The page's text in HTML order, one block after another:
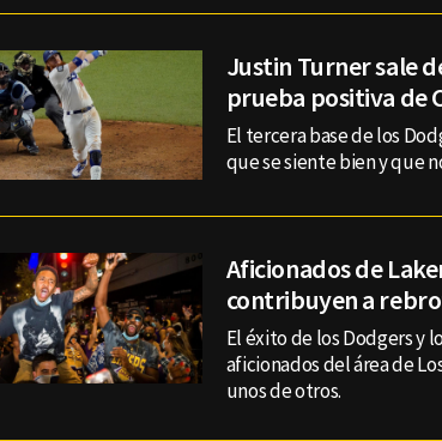
Justin Turner sale
prueba positiva de
El tercera base de los
que se siente bien y que
Aficionados de
contribuyen a
El éxito de los Dodgers y
aficionados del área de
unos de otros.